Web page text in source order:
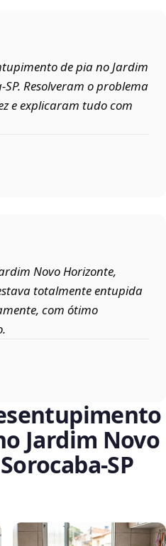
de pia no Jardim
Resolveram o problema
e explicaram tudo com
Novo Horizonte,
totalmente entupida
com ótimo
Jardim Novo